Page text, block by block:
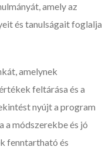
amely az
és tanulságait foglalja
amelynek
feltárása és a
nyújt a program
a módszerekbe és jó
fenntartható és